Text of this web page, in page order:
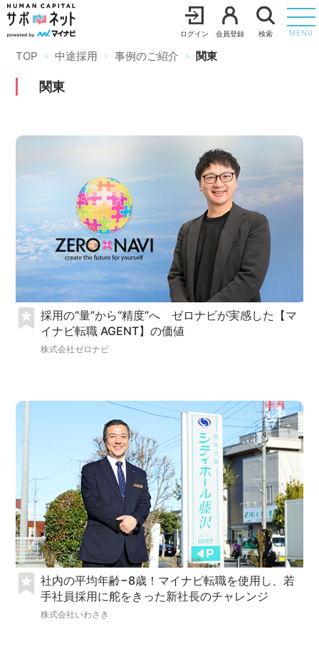
ログイン 会員登録 検索 MENU
TOP 中途採用 事例のご紹介 関東
関東
採用の“量”から“精度”へ ゼロナビが実感した【マ
イナビ転職 AGENT】の価値
株式会社ゼロナビ
社内の平均年齢−8歳！マイナビ転職を使用し、若
手社員採用に舵をきった新社長のチャレンジ
株式会社いわさき